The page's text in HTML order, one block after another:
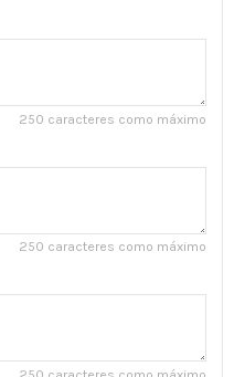
250 caracteres como máximo
250 caracteres como máximo